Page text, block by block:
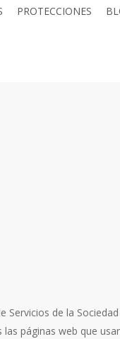
PROTECCIONES
de la
páginas web que